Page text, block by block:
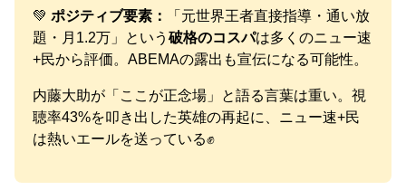
💚 ポジティブ要素：
「元世界王者直接指導・通い放
題・月1.2万」という 破格のコスパは多くのニュー速
+民から評価。ABEMAの露出も宣伝になる可能性。
内藤大助が「ここが正念場」と語る言葉は重い。視
聴率43%を叩き出した英雄の再起に、ニュー速+民
は熱いエールを送っている✊